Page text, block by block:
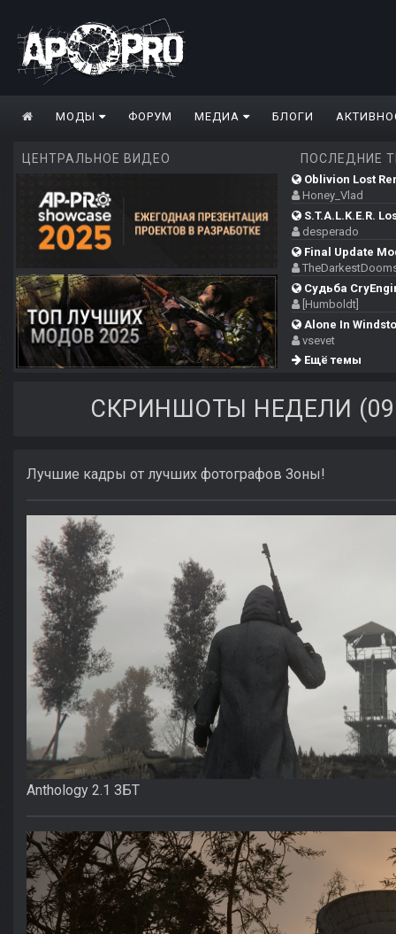
МОДЫ ФОРУМ МЕДИА БЛОГИ
ЦЕНТРАЛЬНОЕ ВИДЕО ПОСЛЕДНИЕ
Oblivion Lost
Honey_Vlad
S.T.A.L.K.E.R.
desperado
Final Update
Судьба
[Humboldt]
Alone In
vsevet
Ещё темы
СКРИНШОТЫ НЕДЕЛИ
Лучшие кадры от лучших фотографов Зоны!
Anthology 2.1 ЗБТ